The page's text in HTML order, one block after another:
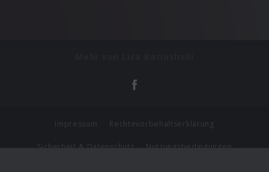
Impressum Rechtevorbehaltserklärung
Sicherheit & Datenschutz Nutzungsbedingungen